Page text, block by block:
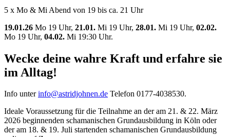
5 x Mo & Mi Abend von 19 bis ca. 21 Uhr
19.01.26 Mo 19 Uhr, 21.01. Mi 19 Uhr, 28.01. Mi 19 Uhr, 02.02.
Mo 19 Uhr, 04.02. Mi 19:30 Uhr.
Wecke deine wahre Kraft und erfahre sie
im Alltag!
Info unterinfo@astridjohnen.de Telefon 0177-4038530.
Ideale Voraussetzung für die Teilnahme an der am 21. & 22. März
2026 beginnenden schamanischen Grundausbildung in Köln oder
der am 18. & 19. Juli startenden schamanischen Grundausbildung